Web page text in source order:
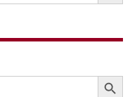
SEARCH